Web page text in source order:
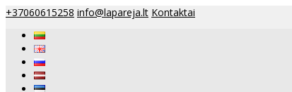
+37060615258 info@lapareja.lt Kontaktai